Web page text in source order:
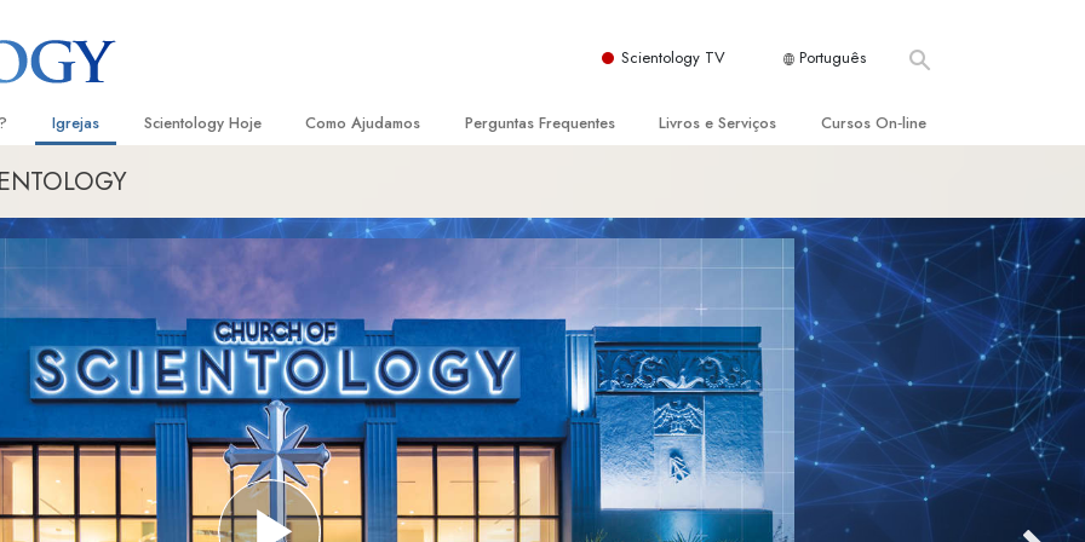
Scientology TV Português
Scientology
Dizem
de Scientology
Igrejas
Localizar uma Igreja
Igrejas Ideais de Scientology
Organizações Avançadas
Base em Terra de Flag
Freewinds
A levar Scientology ao Mundo
Scientology Hoje
Eventos de Scientology
David Miscavige — Líder Eclesiástico
de Scientology
Como Ajudamos
Escolástica Aplicada
Narconon
A Verdade sobre as Drogas
Unidos para os Direitos Humanos
Comissão dos Cidadãos para os
Direitos Humanos
Perguntas Frequentes
Dentro duma Igreja
A Organização de Scientology
Livros e Serviços
Audiolivros
Conferências Introdutórias
Filmes Introdutórios
Serviços Introdutórios
Cursos On‑line
As Dinâmicas da Existência
Os Componentes da Compreensão
Soluções para Um Ambiente Perigoso
Ajudas para Doenças e Ferimentos
Integridade e Honestidade
Casamento
A Escala de Tom Emocional